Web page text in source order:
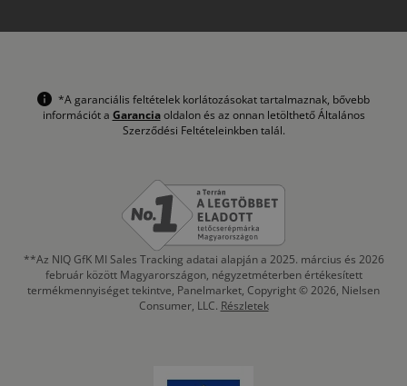
*A garanciális feltételek korlátozásokat tartalmaznak, bővebb
információt a Garanciaoldalon és az onnan letölthető Általános
Szerződési Feltételeinkben talál.
**Az NIQ GfK MI Sales Tracking adatai alapján a 2025. március és 2026
február között Magyarországon, négyzetméterben értékesített
termékmennyiséget tekintve, Panelmarket, Copyright © 2026, Nielsen
Consumer, LLC. Részletek